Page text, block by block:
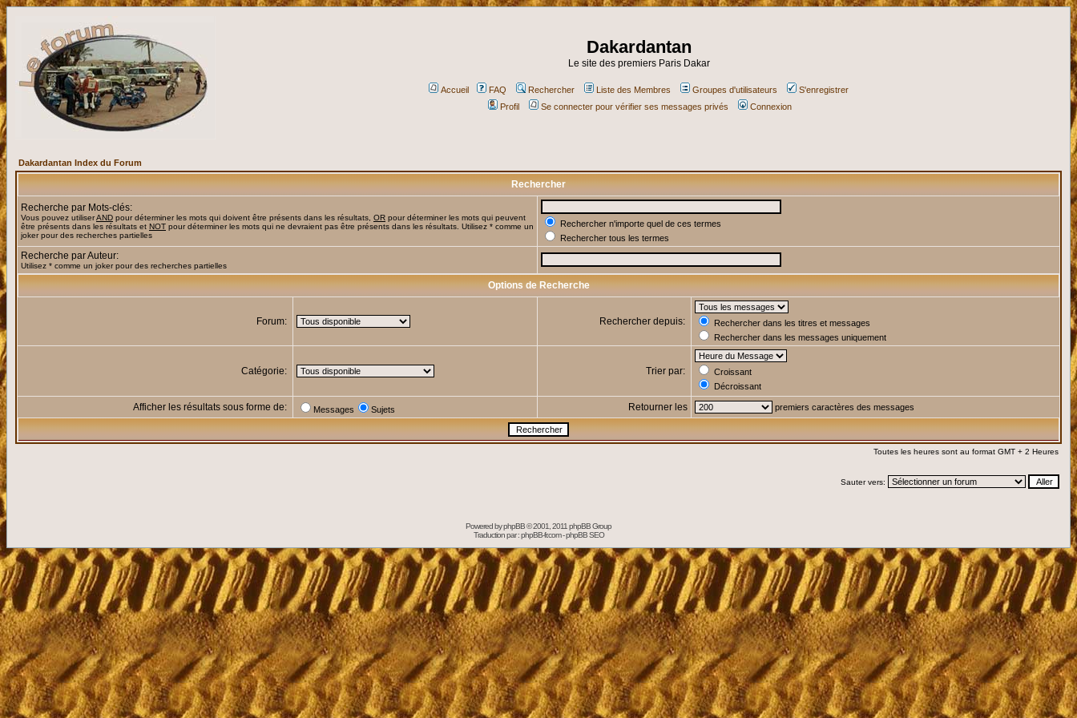
Dakardantan
Le site des premiers Paris Dakar
Accueil FAQ Rechercher Liste des Membres Groupes d'utilisateurs
S'enregistrer
Profil
Se connecter pour vérifier ses messages privés Connexion
Dakardantan Index du Forum
Rechercher
Recherche par Mots-clés:
Vous pouvez utiliserAND pour déterminer les mots qui doivent être présents dans les résultats, OR pour déterminer les mots qui peuvent
être présents dans les résultats et NOT pour déterminer les mots qui ne devraient pas être présents dans les résultats. Utilisez * comme un
joker pour des recherches partielles
Rechercher n'importe quel de ces termes
Rechercher tous les termes
Recherche par Auteur:
Utilisez * comme un joker pour des recherches partielles
Options de Recherche
Forum: Rechercher depuis:
Rechercher dans les titres et messages
Rechercher dans les messages uniquement
Catégorie: Trier par:
Croissant
Décroissant
Afficher les résultats sous forme de: Messages Sujets Retourner les premiers caractères des messages
Toutes les heures sont au format GMT + 2 Heures
Sauter vers:
Powered byphpBB© 2001, 2011 phpBB Group
Traduction par :phpBB-fr.com-phpBB SEO